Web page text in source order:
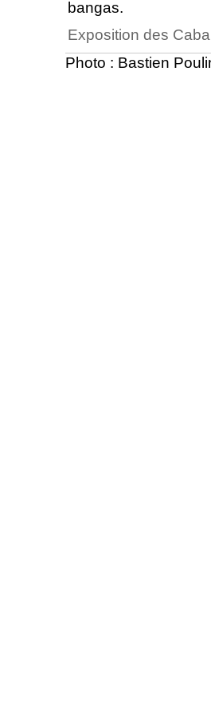
bangas.
Exposition des
Photo : Bastien